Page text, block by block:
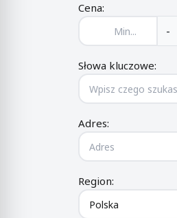
Cena:
-
Słowa kluczowe:
Adres:
Region: